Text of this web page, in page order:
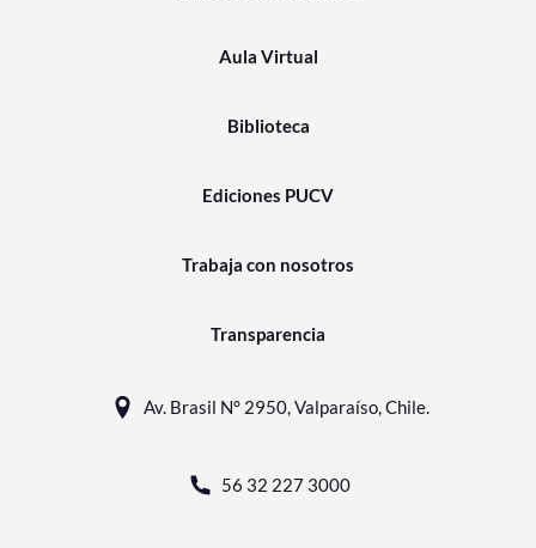
Aula Virtual
Biblioteca
Ediciones PUCV
Trabaja con nosotros
Transparencia
Av. Brasil N° 2950, Valparaíso, Chile.
56 32 227 3000